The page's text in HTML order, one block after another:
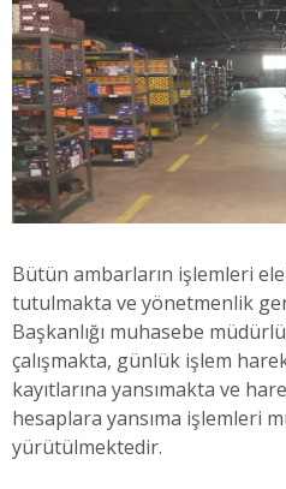
Bütün ambarların işlemleri
tutulmakta ve yönetmenlik
Başkanlığı muhasebe
çalışmakta, günlük işlem
kayıtlarına yansımakta ve
hesaplara yansıma işlemleri
yürütülmektedir.